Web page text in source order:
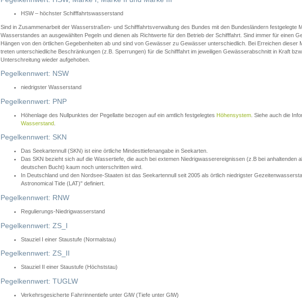
HSW – höchster Schifffahrtswasserstand
Sind in Zusammenarbeit der Wasserstraßen- und Schifffahrtsverwaltung des Bundes mit den Bundesländern festgelegte
Wasserstandes an ausgewählten Pegeln und dienen als Richtwerte für den Betrieb der Schifffahrt. Sind immer für einen
Hängen von den örtlichen Gegebenheiten ab und sind von Gewässer zu Gewässer unterschiedlich. Bei Erreichen dieser
treten unterschiedliche Beschränkungen (z.B. Sperrungen) für die Schifffahrt im jeweiligen Gewässerabschnitt in Kraft
Unterschreitung wieder aufgehoben.
Pegelkennwert: NSW
niedrigster Wasserstand
Pegelkennwert: PNP
Höhenlage des Nullpunktes der Pegellatte bezogen auf ein amtlich festgelegtes Höhensystem . Siehe auch die
Wasserstand
Pegelkennwert: SKN
Das Seekartennull (SKN) ist eine örtliche Mindesttiefenangabe in Seekarten.
Das SKN bezieht sich auf die Wassertiefe, die auch bei extemen Niedrigwasserereignissen (z.B bei anhaltenden
deutschen Bucht) kaum noch unterschritten wird.
In Deutschland und den Nordsee-Staaten ist das Seekartennull seit 2005 als örtlich niedrigster
Astronomical Tide (LAT)" definiert.
Pegelkennwert: RNW
Regulierungs-Niedrigwasserstand
Pegelkennwert: ZS_I
Stauziel I einer Staustufe (Normalstau)
Pegelkennwert: ZS_II
Stauziel II einer Staustufe (Höchststau)
Pegelkennwert: TUGLW
Verkehrsgesicherte Fahrrinnentiefe unter GlW (Tiefe unter GlW)